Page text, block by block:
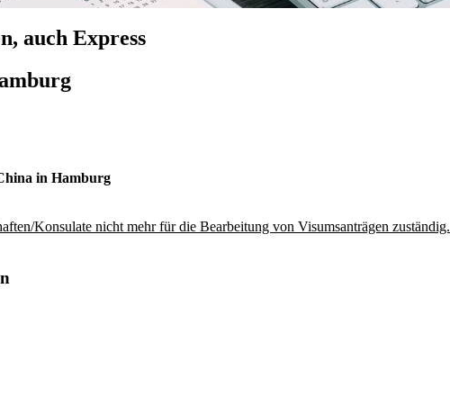
auch Express
in Hamburg
Konsulate nicht mehr für die Bearbeitung von Visumsanträgen zuständig.